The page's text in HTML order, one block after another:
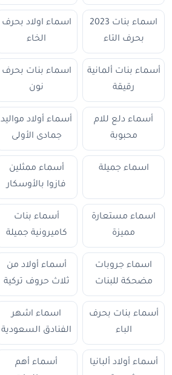
اسماء بنات 2023
بحرف التاء
اسماء اولاد بحرف
الخاء
أسماء بنات ألمانية
رقيقة
اسماء بنات بحرف
نون
أسماء دلع للام
محبوبة
أسماء أولاد مواليد
جمادى الأولى
اسماء جميلة
أسماء ممثلين
فازوا بالأوسكار
اسماء مستعارة
مميزة
أسماء بنات
كاميرونية جميلة
اسماء جروبات
مضحكة للبنات
أسماء أولاد من
ثلاث حروف تركية
أسماء بنات بحرف
الباء
اسماء اشهر
الفنادق السعودية
أسماء أولاد ألبانيا
أسماء أهم